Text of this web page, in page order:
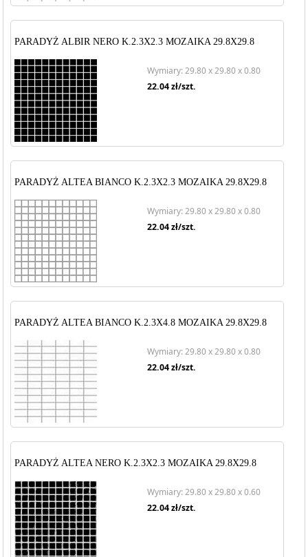
PARADYŻ ALBIR NERO K.2.3X2.3 MOZAIKA 29.8X29.8
Wymiary: 29.80 x 29.80 x 0.80
22.04zł/szt.
PARADYŻ ALTEA BIANCO K.2.3X2.3 MOZAIKA 29.8X29.8
Wymiary: 29.80 x 29.80 x 0.80
22.04zł/szt.
PARADYŻ ALTEA BIANCO K.2.3X4.8 MOZAIKA 29.8X29.8
Wymiary: 29.80 x 29.80 x 0.80
22.04zł/szt.
PARADYŻ ALTEA NERO K.2.3X2.3 MOZAIKA 29.8X29.8
Wymiary: 29.80 x 29.80 x 0.60
22.04zł/szt.